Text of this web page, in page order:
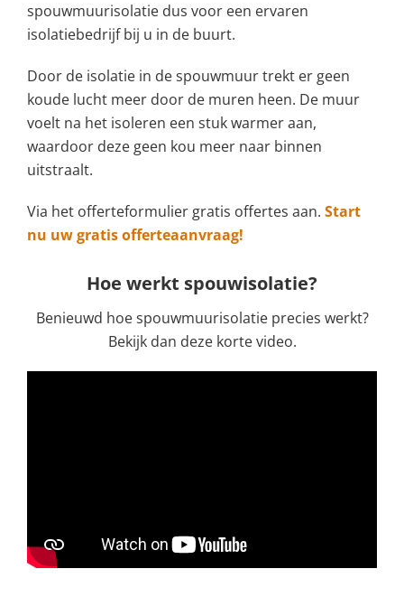
spouwmuurisolatie dus voor een ervaren
isolatiebedrijf bij u in de buurt.
Door de isolatie in de spouwmuur trekt er geen
koude lucht meer door de muren heen. De muur
voelt na het isoleren een stuk warmer aan,
waardoor deze geen kou meer naar binnen
uitstraalt.
Via het offerteformulier gratis offertes aan. Start
nu uw gratis offerteaanvraag!
Hoe werkt spouwisolatie?
Benieuwd hoe spouwmuurisolatie precies werkt?
Bekijk dan deze korte video.